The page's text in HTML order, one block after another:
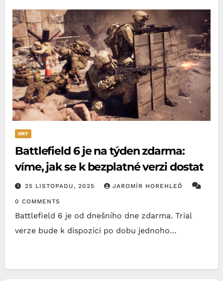
HRY
Battlefield 6 je na týden zdarma:
víme, jak se k bezplatné verzi dostat
25 LISTOPADU, 2025 JAROMÍR HOREHLEĎ
0 COMMENTS
Battlefield 6 je od dnešního dne zdarma. Trial
verze bude k dispozici po dobu jednoho…